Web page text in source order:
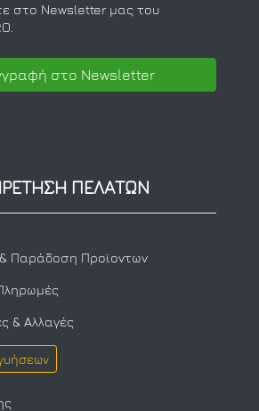
στο Newsletter μας του
στο Newsletter
ΠΕΛΑΤΩΝ
Παράδοση Προϊοντων
& Αλλαγές